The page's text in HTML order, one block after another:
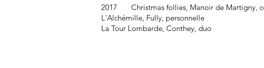
2017 Christmas follies, Manoir de Martigny,
L'Alchémille, Fully, personnelle
La Tour Lombarde, Conthey, duo​